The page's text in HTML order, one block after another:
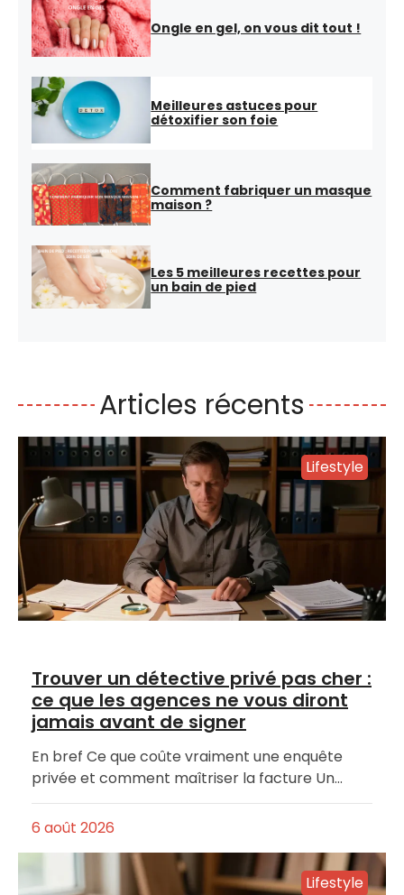
Ongle en gel, on vous dit tout !
Meilleures astuces pour
détoxifier son foie
Comment fabriquer un masque
maison ?
Les 5 meilleures recettes pour
un bain de pied
Articles récents
Lifestyle
Trouver un détective privé pas cher :
ce que les agences ne vous diront
jamais avant de signer
En bref Ce que coûte vraiment une enquête
privée et comment maîtriser la facture Un…
6 août 2026
Lifestyle